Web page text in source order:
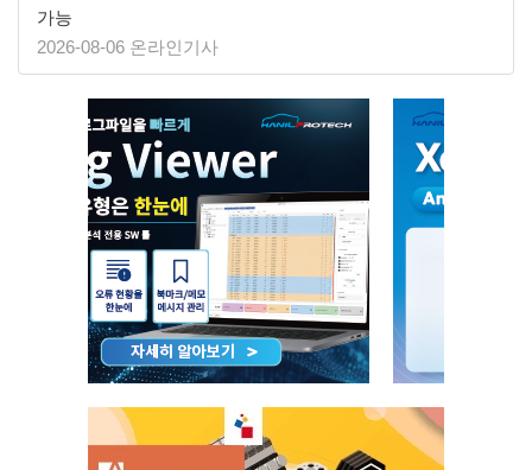
가능
2026-08-06 온라인기사